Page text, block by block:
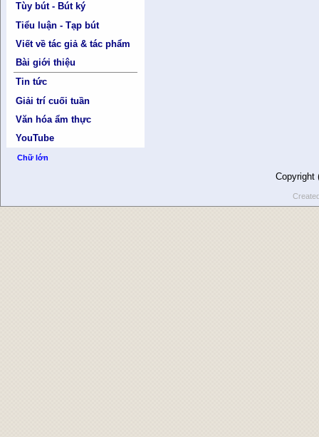
Tùy bút - Bút ký
Tiểu luận - Tạp bút
Viết về tác giả & tác phẩm
Bài giới thiệu
Tin tức
Giải trí cuối tuần
Văn hóa ẩm thực
YouTube
Chữ lớn
Copyright